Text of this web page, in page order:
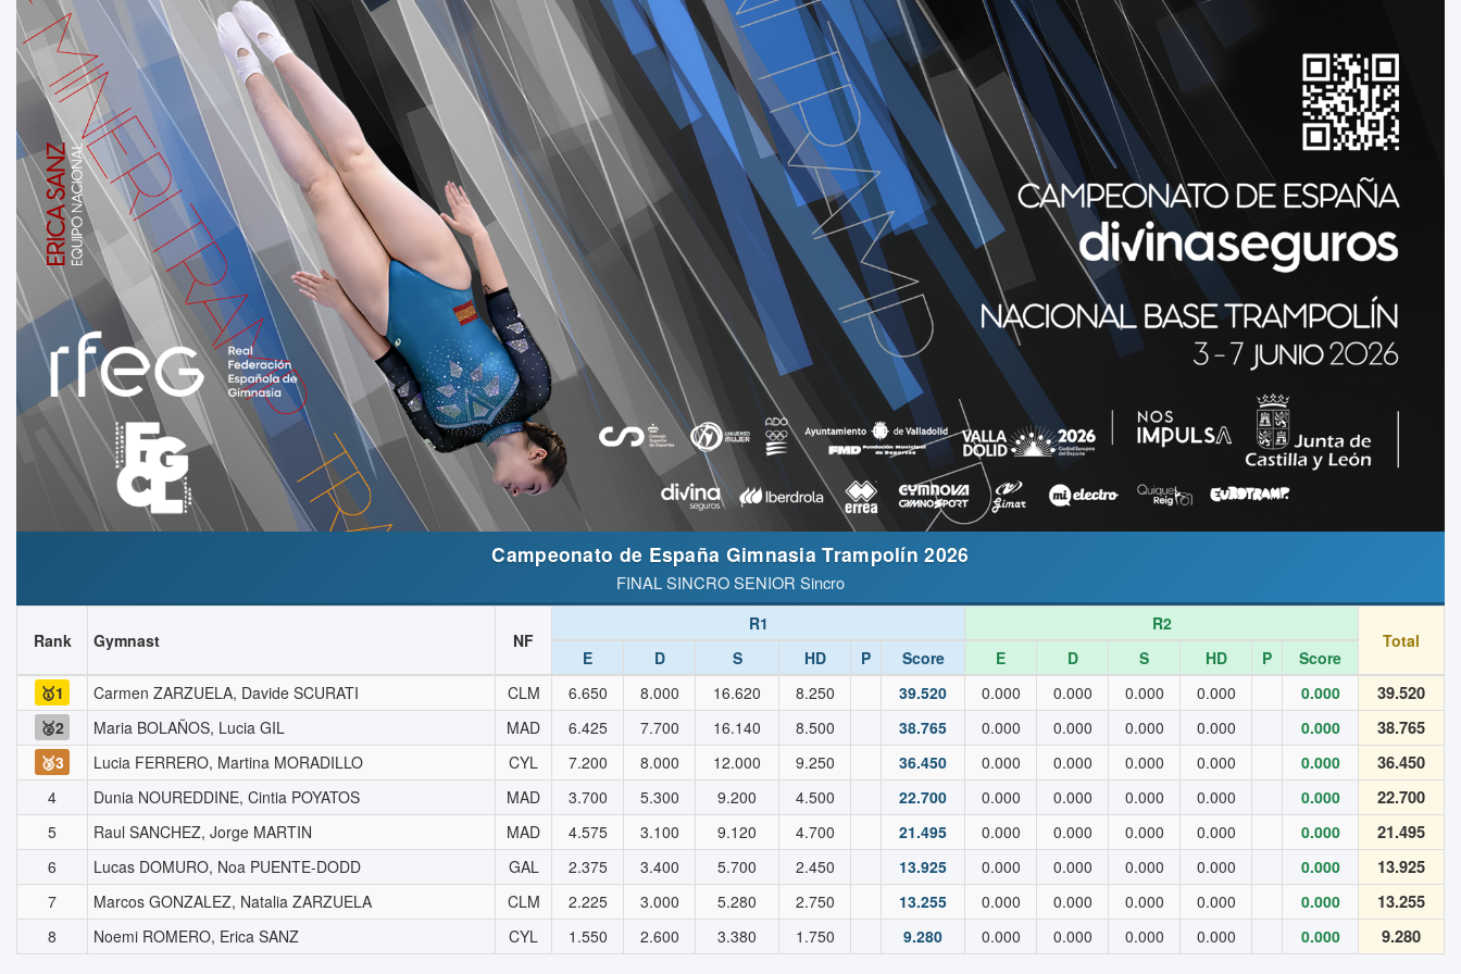
Campeonato de España Gimnasia Trampolín 2026
FINAL SINCRO SENIOR Sincro
Rank Gymnast NF
R1
R2
Total
E
D S HD P Score E D S HD P
Score
🥇1
Carmen ZARZUELA, Davide SCURATI CLM 6.650 8.000 16.620 8.250 39.520 0.000 0.000 0.000 0.000 0.000 39.520
🥈2 Maria BOLAÑOS, Lucia GIL MAD 6.425 7.700 16.140 8.500 38.765 0.000 0.000 0.000 0.000 0.000 38.765
🥉3 Lucia FERRERO, Martina MORADILLO CYL 7.200 8.000 12.000 9.250 36.450 0.000 0.000 0.000 0.000 0.000 36.450
4 Dunia NOUREDDINE, Cintia POYATOS MAD 3.700 5.300 9.200 4.500 22.700 0.000 0.000 0.000 0.000 0.000 22.700
5 Raul SANCHEZ, Jorge MARTIN MAD 4.575 3.100 9.120 4.700 21.495 0.000 0.000 0.000 0.000 0.000 21.495
6 Lucas DOMURO, Noa PUENTE-DODD GAL 2.375 3.400 5.700 2.450 13.925 0.000 0.000 0.000 0.000 0.000 13.925
7 Marcos GONZALEZ, Natalia ZARZUELA CLM 2.225 3.000 5.280 2.750 13.255 0.000 0.000 0.000 0.000 0.000 13.255
8 Noemi ROMERO, Erica SANZ CYL 1.550 2.600 3.380 1.750 9.280 0.000 0.000 0.000 0.000 0.000 9.280